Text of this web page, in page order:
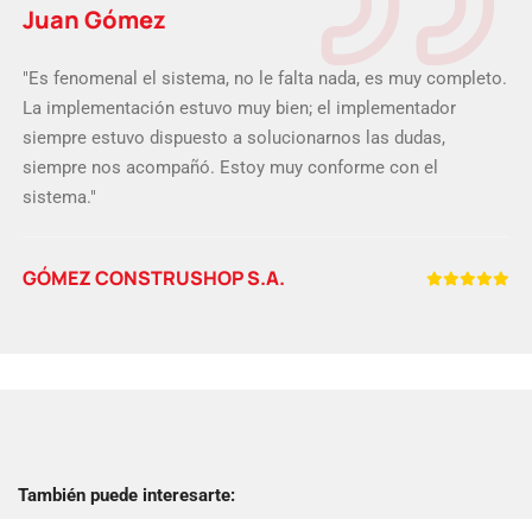
Juan Gómez
"Es fenomenal el sistema, no le falta nada, es muy completo.
La implementación estuvo muy bien; el implementador
siempre estuvo dispuesto a solucionarnos las dudas,
siempre nos acompañó. Estoy muy conforme con el
sistema."
GÓMEZ CONSTRUSHOP S.A.
También puede interesarte: